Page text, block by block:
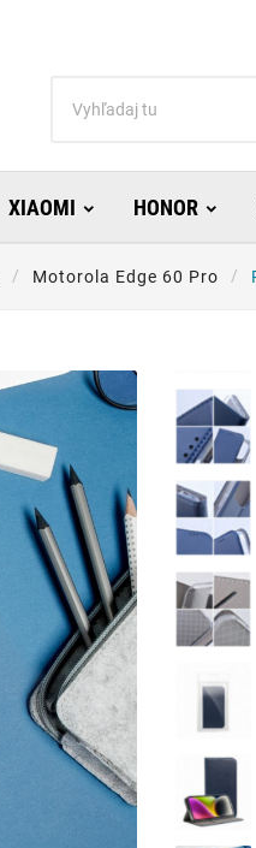
XIAOMI HONOR
Motorola Edge 60 Pro